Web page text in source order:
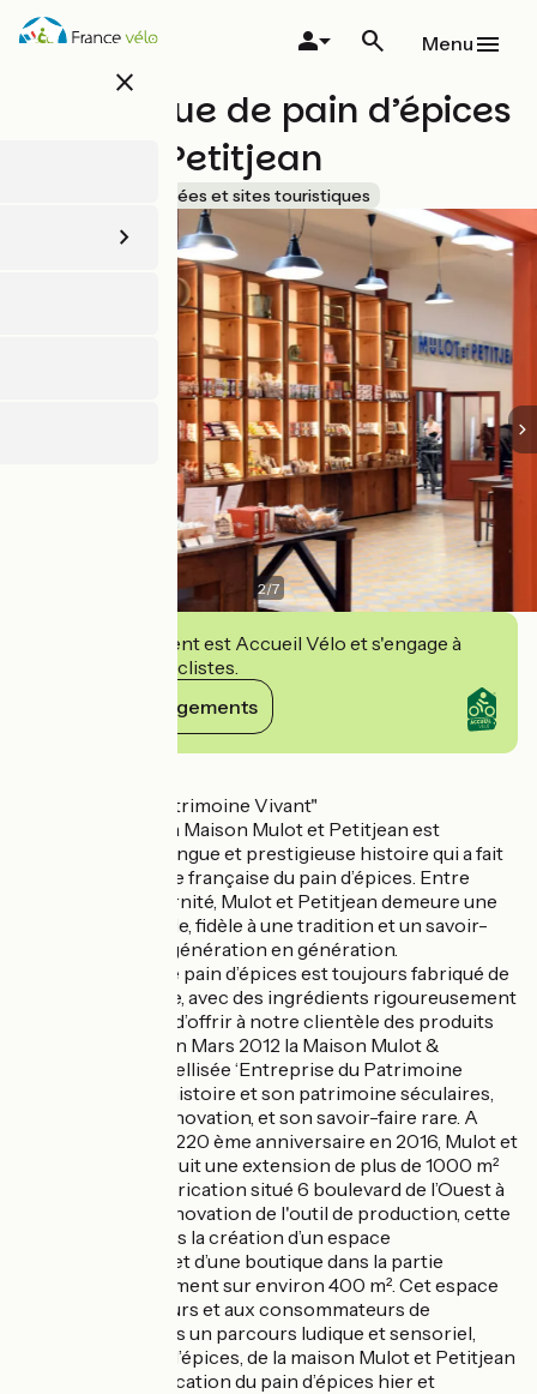
Aller
au
close
Menu
La fabrique de pain d’épices
Mulot & Petitjean
Musées et sites touristiques
2/7
Cet établissement est Accueil Vélo et s'engage à
accueillir des cyclistes.
Voir ses engagements
"Entreprise du Patrimoine Vivant"
Fondée en 1796, la Maison Mulot et Petitjean est
l’héritière d’une longue et prestigieuse histoire qui a fait
de Dijon la capitale française du pain d’épices. Entre
tradition et modernité, Mulot et Petitjean demeure une
entreprise familiale, fidèle à une tradition et un savoir-
faire transmis de génération en génération.
Aujourd’hui, notre pain d’épices est toujours fabriqué de
manière artisanale, avec des ingrédients rigoureusement
sélectionnés afin d’offrir à notre clientèle des produits
de haute qualité. En Mars 2012 la Maison Mulot &
Petitjean a été labellisée ‘Entreprise du Patrimoine
Vivant’ pour son histoire et son patrimoine séculaires,
ses capacités d’innovation, et son savoir-faire rare. A
l'occasion de son 220 ème anniversaire en 2016, Mulot et
Petitjean, a construit une extension de plus de 1000 m²
sur son site de fabrication situé 6 boulevard de l’Ouest à
Dijon . Outre la rénovation de l'outil de production, cette
extension a permis la création d’un espace
muséographique et d’une boutique dans la partie
historique du bâtiment sur environ 400 m². Cet espace
permet aux visiteurs et aux consommateurs de
découvrir à travers un parcours ludique et sensoriel,
l’histoire du pain d’épices, de la maison Mulot et Petitjean
et bien sûr la fabrication du pain d’épices hier et